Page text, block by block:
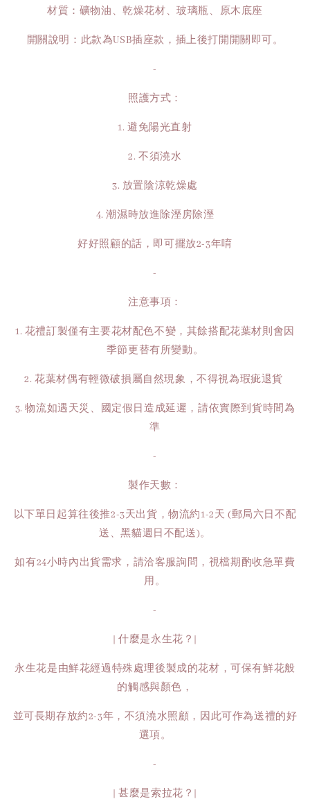
材質：礦物油、乾燥花材、玻璃瓶、原木底座
開關說明：此款為USB插座款，插上後打開開關即可。
-
照護方式：
1. 避免陽光直射
2. 不須澆水
3. 放置陰涼乾燥處
4. 潮濕時放進除溼房除溼
好好照顧的話，即可擺放2-3年唷
-
注意事項：
1. 花禮訂製僅有主要花材配色不變，其餘搭配花葉材則會因
季節更替有所變動。
2. 花葉材偶有輕微破損屬自然現象，不得視為瑕疵退貨
3. 物流如遇天災、國定假日造成延遲，請依實際到貨時間為
準
-
製作天數：
以下單日起算往後推2-3天出貨，物流約1-2天 (郵局六日不配
送、黑貓週日不配送)。
如有24小時內出貨需求，請洽客服詢問，視檔期酌收急單費
用。
-
| 什麼是永生花？|
永生花是由鮮花經過特殊處理後製成的花材，可保有鮮花般
的觸感與顏色，
並可長期存放約2-3年，不須澆水照顧，因此可作為送禮的好
選項。
-
| 甚麼是索拉花？|